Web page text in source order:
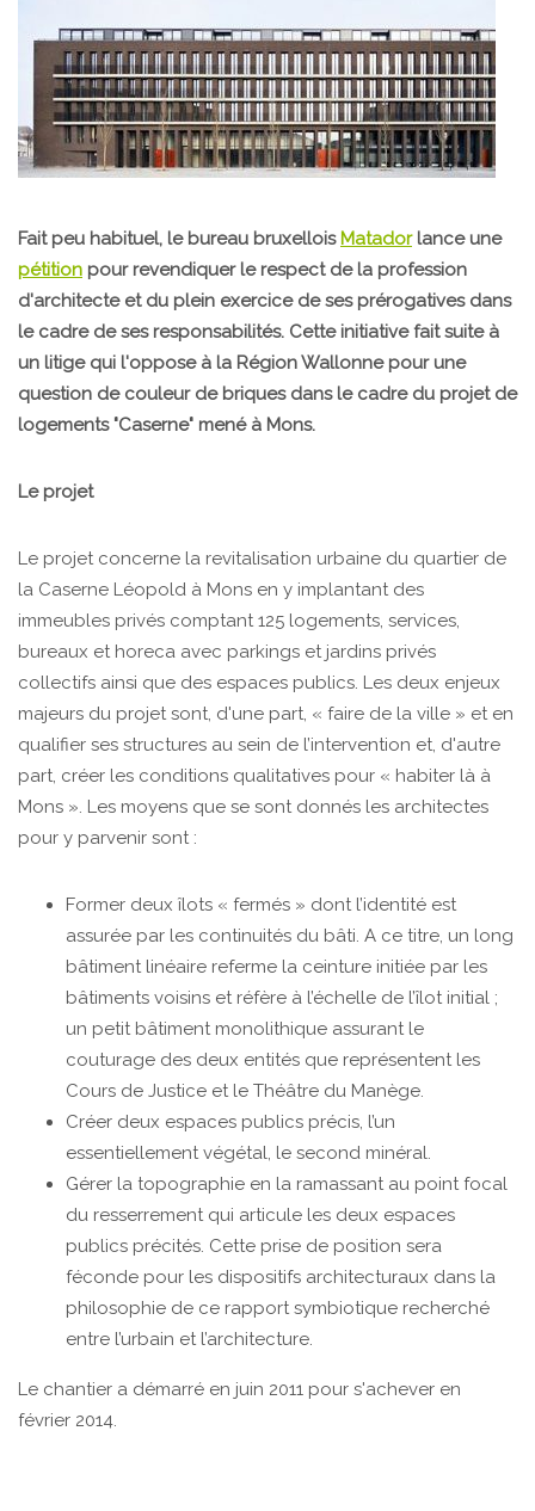
Fait peu habituel, le bureau bruxellois Matadorlance une
pétition pour revendiquer le respect de la profession
d'architecte et du plein exercice de ses prérogatives dans
le cadre de ses responsabilités. Cette initiative fait suite à
un litige qui l'oppose à la Région Wallonne pour une
question de couleur de briques dans le cadre du projet de
logements "Caserne" mené à Mons.
Le projet
Le projet concerne la revitalisation urbaine du quartier de
la Caserne Léopold à Mons en y implantant des
immeubles privés comptant 125 logements, services,
bureaux et horeca avec parkings et jardins privés
collectifs ainsi que des espaces publics. Les deux enjeux
majeurs du projet sont, d'une part, « faire de la ville » et en
qualifier ses structures au sein de l’intervention et, d'autre
part, créer les conditions qualitatives pour « habiter là à
Mons ». Les moyens que se sont donnés les architectes
pour y parvenir sont :
Former deux îlots « fermés » dont l’identité est
assurée par les continuités du bâti. A ce titre, un long
bâtiment linéaire referme la ceinture initiée par les
bâtiments voisins et réfère à l’échelle de l’îlot initial ;
un petit bâtiment monolithique assurant le
couturage des deux entités que représentent les
Cours de Justice et le Théâtre du Manège.
Créer deux espaces publics précis, l’un
essentiellement végétal, le second minéral.
Gérer la topographie en la ramassant au point focal
du resserrement qui articule les deux espaces
publics précités. Cette prise de position sera
féconde pour les dispositifs architecturaux dans la
philosophie de ce rapport symbiotique recherché
entre l’urbain et l’architecture.
Le chantier a démarré en juin 2011 pour s'achever en
février 2014.